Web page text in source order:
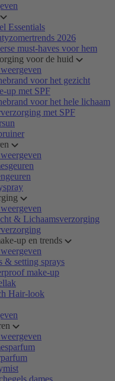
Essentials
2026
must-haves voor hem
voor de huid
voor het gezicht
up met SPF
voor het hele lichaam
met SPF
& Lichaamsverzorging
up en trends
& setting sprays
make-up
Hair-look
dames